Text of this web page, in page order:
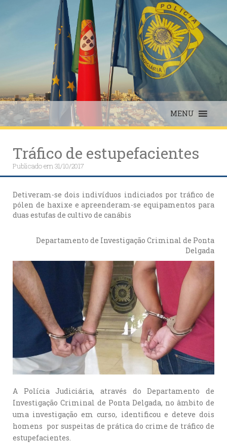
MENU
Tráfico de estupefacientes
Publicado em31/10/2017
Detiveram-se dois indivíduos indiciados por tráfico de
pólen de haxixe e apreenderam-se equipamentos para
duas estufas de cultivo de canábis
Departamento de Investigação Criminal de Ponta
Delgada
A Polícia Judiciária, através do Departamento de
Investigação Criminal de Ponta Delgada, no âmbito de
uma investigação em curso, identificou e deteve dois
homens por suspeitas de prática do crime de tráfico de
estupefacientes.